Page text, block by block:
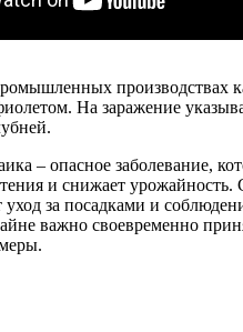
производствах
На заражение
– опасное заболевание,
и снижает урожайность.
за посадками и
важно своевременно